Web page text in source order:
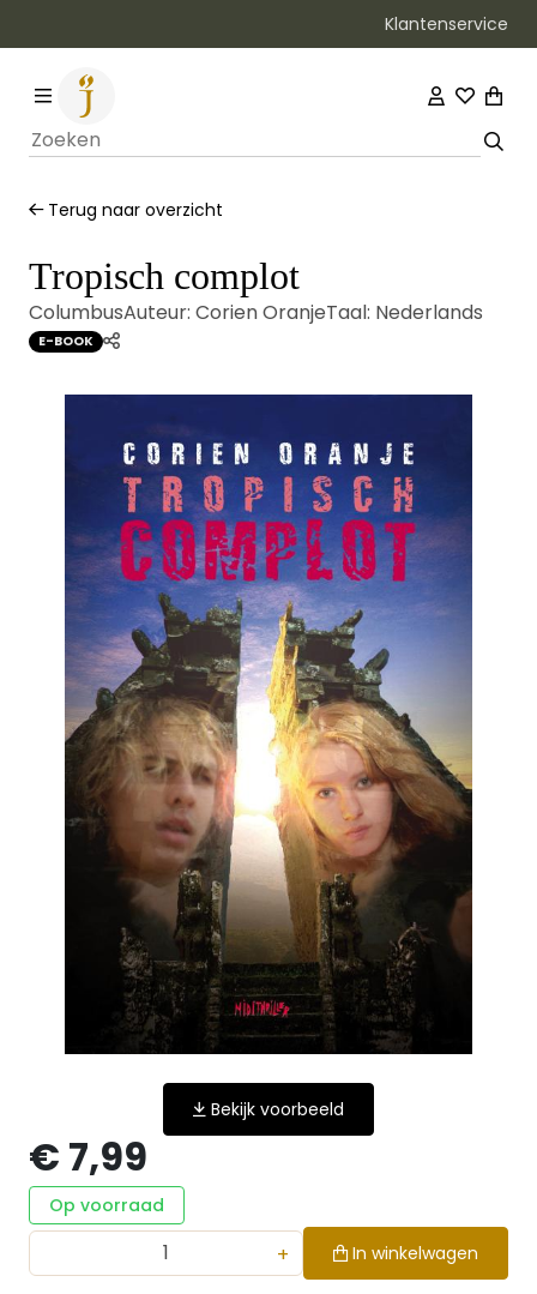
Klantenservice
Terug naar overzicht
Tropisch complot
ColumbusAuteur: Corien OranjeTaal: Nederlands
E-BOOK
Bekijk voorbeeld
€ 7,99
Op voorraad
+ In winkelwagen